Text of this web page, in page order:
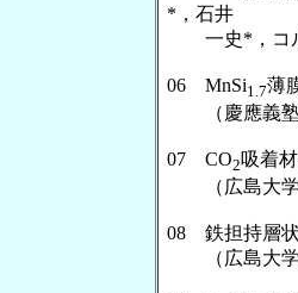
*，石井
一史*，コル
06 MnSi1.7薄
（慶應義塾
07 CO2吸着
（広島大学
08 鉄担持層状
（広島大学